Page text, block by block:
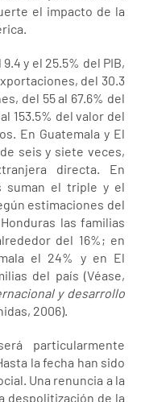
el impacto de la
y el 25.5% del PIB,
del 30.3
del 55 al 67.6% del
153.5% del valor del
En Guatemala y El
seis y siete veces,
directa. En
suman el triple y el
estimaciones del
las familias
del 16%; en
el 24% y en El
del país (Véase,
y desarrollo
2006).
particularmente
la fecha han sido
Una renuncia a la
despolitización de la